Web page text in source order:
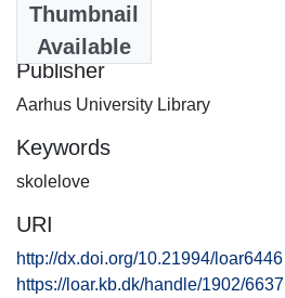
Thumbnail
Available
1996-09-24
Publisher
Aarhus University Library
Keywords
skolelove
URI
http://dx.doi.org/10.21994/loar6446
https://loar.kb.dk/handle/1902/6637